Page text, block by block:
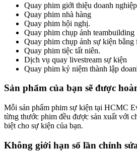
Quay phim giới thiệu doanh nghiệp
Quay phim nhà hàng
Quay phim hội nghị.
Quay phim chụp ảnh teambuilding
Quay phim chụp ảnh sự kiện bằng
Quay phim tiệc tất niên.
Dịch vụ quay livestream sự kiện
Quay phim kỷ niệm thành lập
Sản phẩm của bạn sẽ được
Mỗi sản phẩm phim sự kiện tại HCMC
từng thước phim đều được sản xuất với
biệt cho sự kiện của bạn.
Không giới hạn số lần chỉnh